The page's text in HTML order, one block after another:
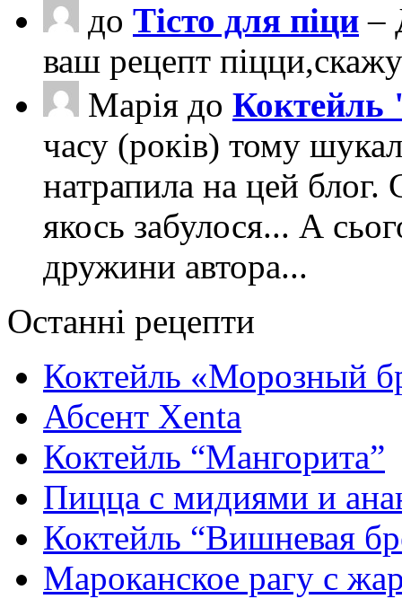
до Тісто для піци –
ваш рецепт
Марія до Коктейль
часу (років) тому
натрапила на цей блог.
якось забулося... А
дружини автора...
Останні рецепти
Коктейль «Морозный
Абсент Xenta
Коктейль “Мангорита”
Пицца с мидиями и
Коктейль “Вишневая
Мароканское рагу с